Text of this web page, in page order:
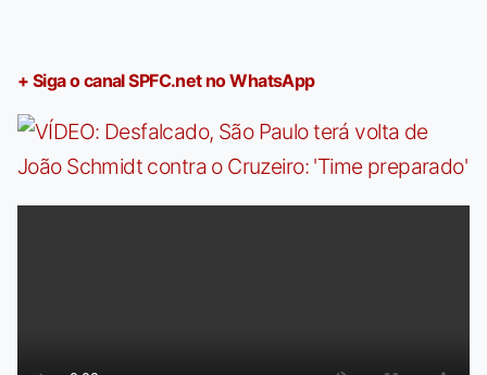
+ Siga o canal SPFC.net no WhatsApp